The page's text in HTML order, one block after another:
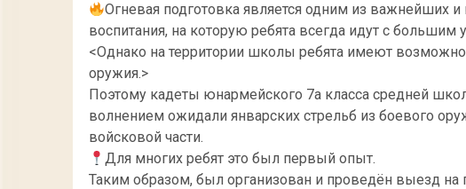
Огневая подготовка является одним из важнейших
воспитания, на которую ребята всегда идут с большим
<Однако на территории школы ребята имеют
оружия.>
Поэтому кадеты юнармейского 7а класса средней
волнением ожидали январских стрельб из боевого
войсковой части.
Для многих ребят это был первый опыт.
Таким образом, был организован и проведён выезд на